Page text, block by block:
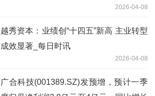
2026-04-08
越秀资本：业绩创“十四五”新高 主业转型
成效显著_每日时讯
2026-04-08
广合科技(001389.SZ)发预增，预计一季